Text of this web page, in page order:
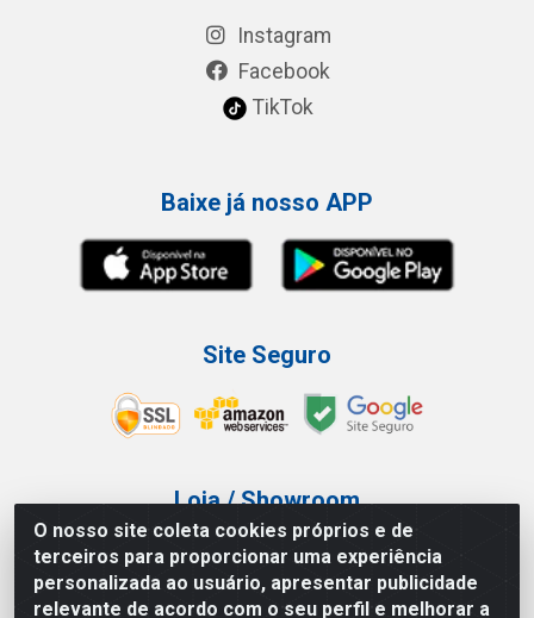
O nosso site coleta cookies próprios e de
terceiros para proporcionar uma experiência
personalizada ao usuário, apresentar publicidade
relevante de acordo com o seu perfil e melhorar a
Instagram
Facebook
TikTok
Baixe já nosso APP
Site Seguro
Loja / Showroom
Tel.: (11) 3227-0546
Av Vautier, 587/597 - Pari - São Paulo/SP